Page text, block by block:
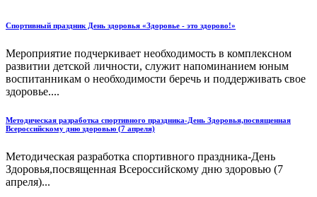
Спортивный праздник День здоровья «Здоровье - это здорово!»
Мероприятие подчеркивает необходимость в комплексном
развитии детской личности, служит напоминанием юным
воспитанникам о необходимости беречь и поддерживать свое
здоровье....
Методическая разработка спортивного праздника-День Здоровья,посвященная
Всероссийскому дню здоровью (7 апреля)
Методическая разработка спортивного праздника-День
Здоровья,посвященная Всероссийскому дню здоровью (7
апреля)...